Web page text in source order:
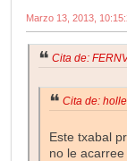
Marzo 13, 2013,
Cita de:
Cita de:
Este txabal
no le